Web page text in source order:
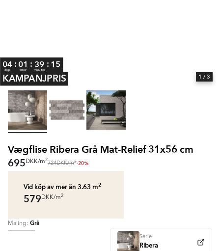
04
dage
: 01
timer
: 39
minutter
: 14
KAMPANJPRIS 1 / 3
Vægflise Ribera Grå Mat-Relief 31x56 cm
695 DKK/m2
724DKK/m2-20%
Vid köp av mer än 3.63 m2
579DKK/m2
Maling: Grå
Serie
Ribera